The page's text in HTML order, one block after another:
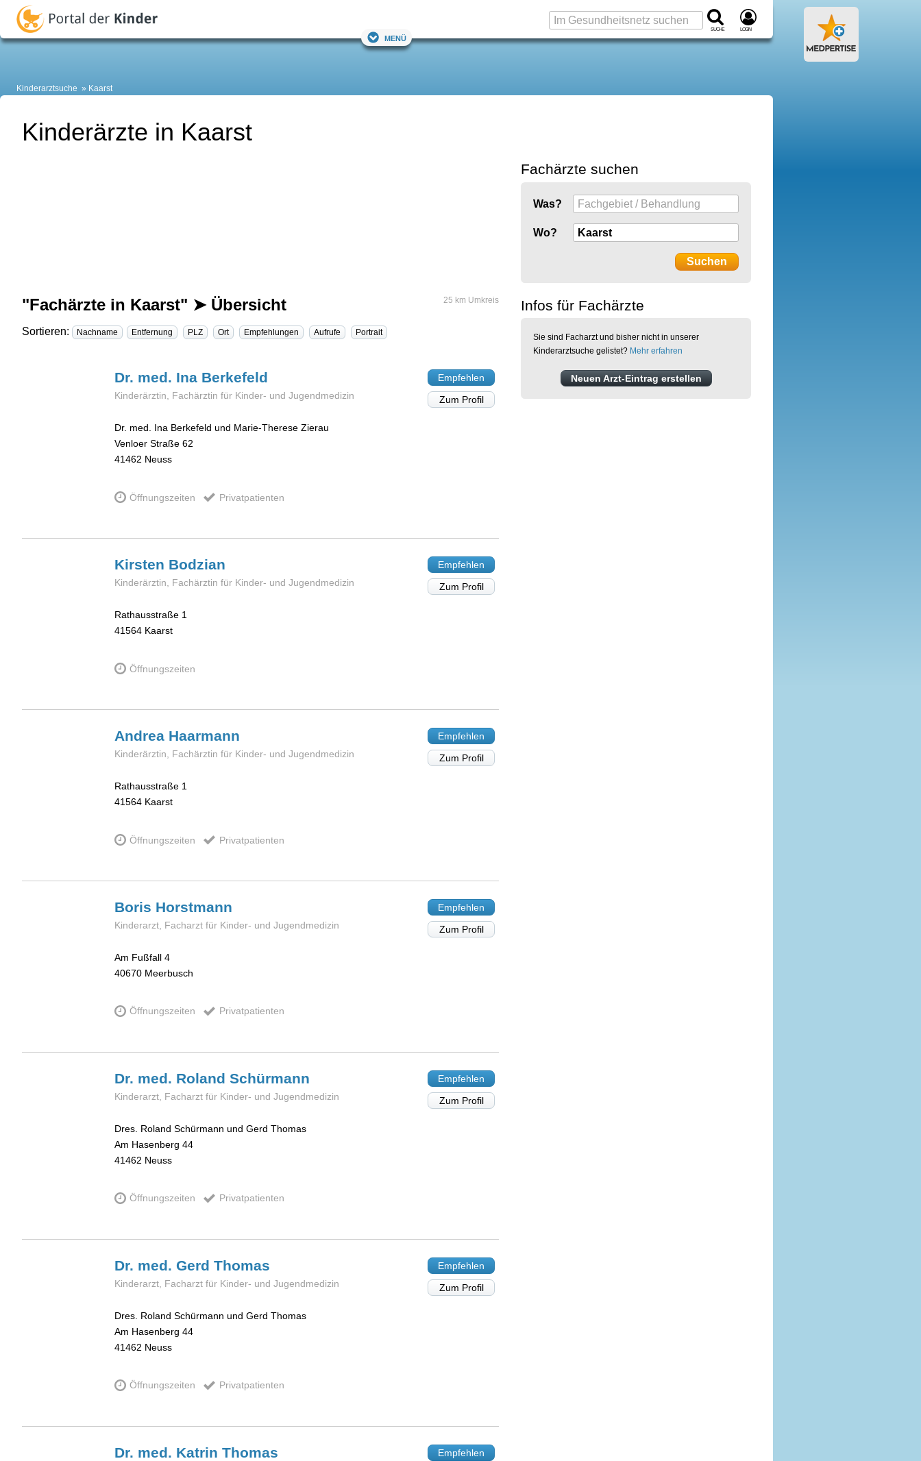
Suche Login
Menü
Kinderarztsuche Kaarst
Kinderärzte in Kaarst
"Fachärzte in Kaarst" ➤ Übersicht 25 km Umkreis
Sortieren: Nachname Entfernung PLZ Ort Empfehlungen Aufrufe Portrait
Dr. med. Ina Berkefeld
Kinderärztin, Fachärztin für Kinder- und Jugendmedizin
Dr. med. Ina Berkefeld und Marie-Therese Zierau
Venloer Straße 62
41462 Neuss
Öffnungszeiten Privatpatienten
Empfehlen
Zum Profil
Kirsten Bodzian
Kinderärztin, Fachärztin für Kinder- und Jugendmedizin
Rathausstraße 1
41564 Kaarst
Öffnungszeiten
Empfehlen
Zum Profil
Andrea Haarmann
Kinderärztin, Fachärztin für Kinder- und Jugendmedizin
Rathausstraße 1
41564 Kaarst
Öffnungszeiten Privatpatienten
Empfehlen
Zum Profil
Boris Horstmann
Kinderarzt, Facharzt für Kinder- und Jugendmedizin
Am Fußfall 4
40670 Meerbusch
Öffnungszeiten Privatpatienten
Empfehlen
Zum Profil
Dr. med. Roland Schürmann
Kinderarzt, Facharzt für Kinder- und Jugendmedizin
Dres. Roland Schürmann und Gerd Thomas
Am Hasenberg 44
41462 Neuss
Öffnungszeiten Privatpatienten
Empfehlen
Zum Profil
Dr. med. Gerd Thomas
Kinderarzt, Facharzt für Kinder- und Jugendmedizin
Dres. Roland Schürmann und Gerd Thomas
Am Hasenberg 44
41462 Neuss
Öffnungszeiten Privatpatienten
Empfehlen
Zum Profil
Dr. med. Katrin Thomas
Empfehlen
Fachärzte suchen
Was?
Wo?
Infos für Fachärzte
Sie sind Facharzt und bisher nicht in unserer
Kinderarztsuche gelistet? Mehr erfahren
Neuen Arzt-Eintrag erstellen